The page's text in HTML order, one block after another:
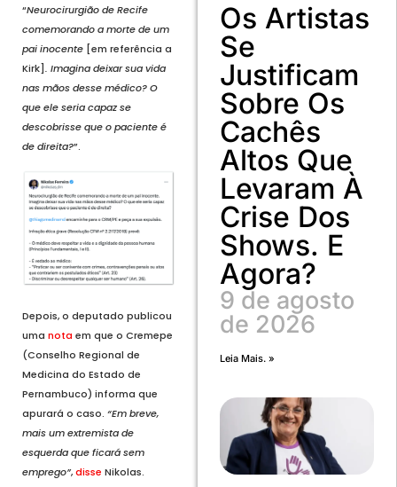
“Neurocirurgião de Recife
comemorando a morte de um
pai inocente [em referência a
Kirk]. Imagina deixar sua vida
nas mãos desse médico? O
que ele seria capaz se
descobrisse que o paciente é
de direita?”.
Depois, o deputado publicou
uma nota em que o Cremepe
(Conselho Regional de
Medicina do Estado de
Pernambuco) informa que
apurará o caso. “Em breve,
mais um extremista de
esquerda que ficará sem
emprego”,disse Nikolas.
Os Artistas
Se
Justificam
Sobre Os
Cachês
Altos Que
Levaram À
Crise Dos
Shows. E
Agora?
9 de agosto
de 2026
Leia Mais. »